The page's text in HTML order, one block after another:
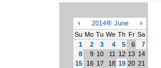
«
2014年 June
»
Su Mo Tu We Th Fr Sa
1
2 3 4 5 6
7
8
9 10 11 12 13 14
15
16 17 18 19 20 21